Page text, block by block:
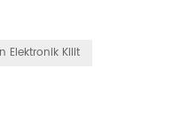
Elektronik Kilit